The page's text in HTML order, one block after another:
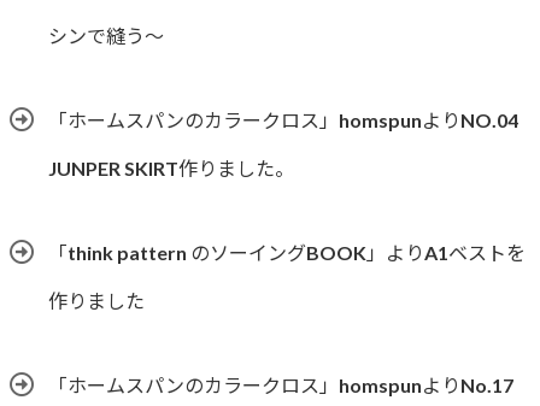
シンで縫う〜
「ホームスパンのカラークロス」homspunよりNO.04
JUNPER SKIRT作りました。
「think pattern のソーイングBOOK」よりA1ベストを
作りました
「ホームスパンのカラークロス」homspunよりNo.17